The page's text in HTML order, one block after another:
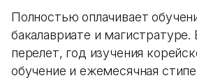
Полностью оплачивает
бакалавриате и магистратуре.
перелет, год изучения
обучение и ежемесячная